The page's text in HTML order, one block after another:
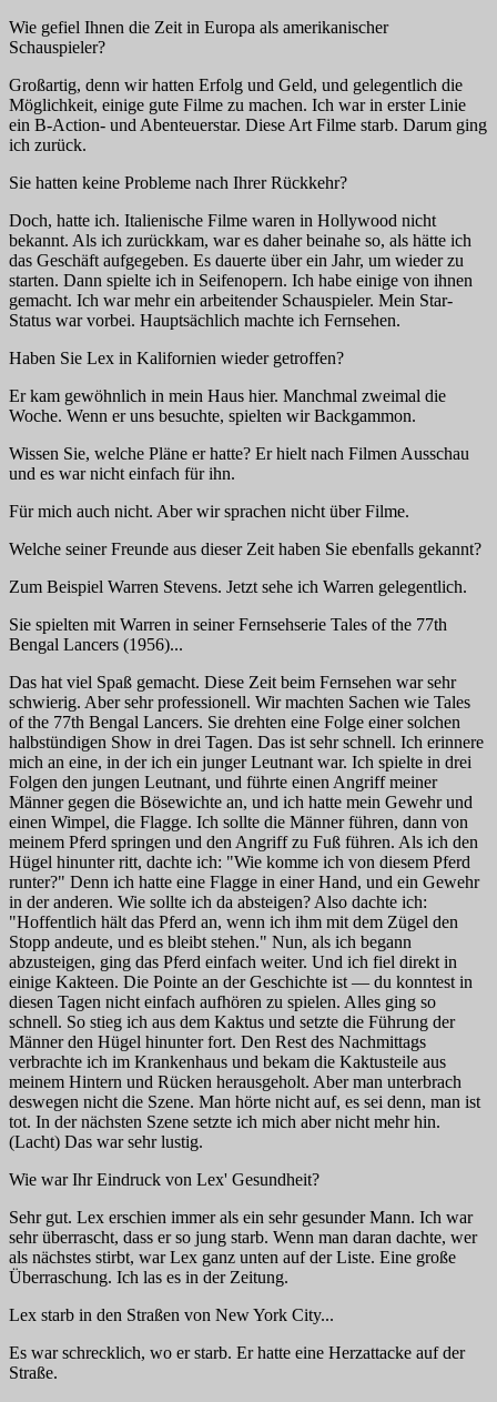
Wie gefiel Ihnen die Zeit in Europa als amerikanischer
Schauspieler?
Großartig, denn wir hatten Erfolg und Geld, und gelegentlich die
Möglichkeit, einige gute Filme zu machen. Ich war in erster Linie
ein B-Action- und Abenteuerstar. Diese Art Filme starb. Darum ging
ich zurück.
Sie hatten keine Probleme nach Ihrer Rückkehr?
Doch, hatte ich. Italienische Filme waren in Hollywood nicht
bekannt. Als ich zurückkam, war es daher beinahe so, als hätte ich
das Geschäft aufgegeben. Es dauerte über ein Jahr, um wieder zu
starten. Dann spielte ich in Seifenopern. Ich habe einige von ihnen
gemacht. Ich war mehr ein arbeitender Schauspieler. Mein Star-
Status war vorbei. Hauptsächlich machte ich Fernsehen.
Haben Sie Lex in Kalifornien wieder getroffen?
Er kam gewöhnlich in mein Haus hier. Manchmal zweimal die
Woche. Wenn er uns besuchte, spielten wir Backgammon.
Wissen Sie, welche Pläne er hatte? Er hielt nach Filmen Ausschau
und es war nicht einfach für ihn.
Für mich auch nicht. Aber wir sprachen nicht über Filme.
Welche seiner Freunde aus dieser Zeit haben Sie ebenfalls gekannt?
Zum Beispiel Warren Stevens. Jetzt sehe ich Warren gelegentlich.
Sie spielten mit Warren in seiner Fernsehserie Tales of the 77th
Bengal Lancers (1956)...
Das hat viel Spaß gemacht. Diese Zeit beim Fernsehen war sehr
schwierig. Aber sehr professionell. Wir machten Sachen wie Tales
of the 77th Bengal Lancers. Sie drehten eine Folge einer solchen
halbstündigen Show in drei Tagen. Das ist sehr schnell. Ich erinnere
mich an eine, in der ich ein junger Leutnant war. Ich spielte in drei
Folgen den jungen Leutnant, und führte einen Angriff meiner
Männer gegen die Bösewichte an, und ich hatte mein Gewehr und
einen Wimpel, die Flagge. Ich sollte die Männer führen, dann von
meinem Pferd springen und den Angriff zu Fuß führen. Als ich den
Hügel hinunter ritt, dachte ich: "Wie komme ich von diesem Pferd
runter?" Denn ich hatte eine Flagge in einer Hand, und ein Gewehr
in der anderen. Wie sollte ich da absteigen? Also dachte ich:
"Hoffentlich hält das Pferd an, wenn ich ihm mit dem Zügel den
Stopp andeute, und es bleibt stehen." Nun, als ich begann
abzusteigen, ging das Pferd einfach weiter. Und ich fiel direkt in
einige Kakteen. Die Pointe an der Geschichte ist — du konntest in
diesen Tagen nicht einfach aufhören zu spielen. Alles ging so
schnell. So stieg ich aus dem Kaktus und setzte die Führung der
Männer den Hügel hinunter fort. Den Rest des Nachmittags
verbrachte ich im Krankenhaus und bekam die Kaktusteile aus
meinem Hintern und Rücken herausgeholt. Aber man unterbrach
deswegen nicht die Szene. Man hörte nicht auf, es sei denn, man ist
tot. In der nächsten Szene setzte ich mich aber nicht mehr hin.
(Lacht) Das war sehr lustig.
Wie war Ihr Eindruck von Lex' Gesundheit?
Sehr gut. Lex erschien immer als ein sehr gesunder Mann. Ich war
sehr überrascht, dass er so jung starb. Wenn man daran dachte, wer
als nächstes stirbt, war Lex ganz unten auf der Liste. Eine große
Überraschung. Ich las es in der Zeitung.
Lex starb in den Straßen von New York City...
Es war schrecklich, wo er starb. Er hatte eine Herzattacke auf der
Straße.